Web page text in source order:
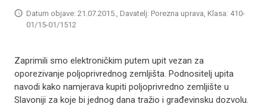
Datum objave: 21.07.2015., Davatelj: Porezna uprava, Klasa: 410-
01/15-01/1512
Zaprimili smo elektroničkim putem upit vezan za
oporezivanje poljoprivrednog zemljišta. Podnositelj upita
navodi kako namjerava kupiti poljoprivredno zemljište u
Slavoniji za koje bi jednog dana tražio i građevinsku dozvolu.